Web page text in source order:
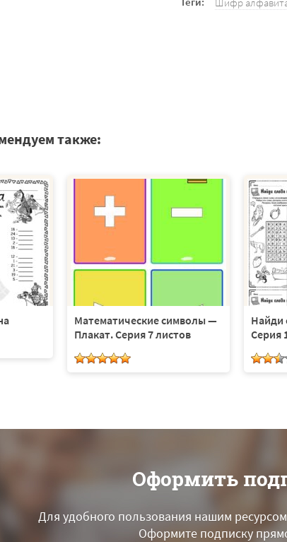
также:
Математические символы —
Плакат. Серия 7 листов
Найди
Серия
Оформить
Для удобного пользования нашим
Оформите подписку